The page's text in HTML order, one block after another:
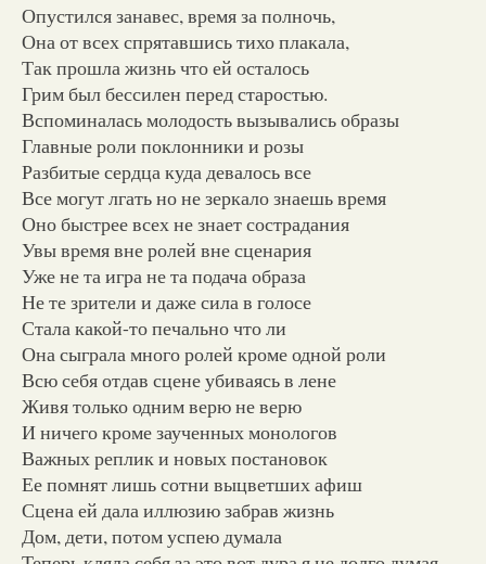
Опустился занавес, время за полночь,
Она от всех спрятавшись тихо плакала,
Так прошла жизнь что ей осталось
Грим был бессилен перед старостью.
Вспоминалась молодость вызывались образы
Главные роли поклонники и розы
Разбитые сердца куда девалось все
Все могут лгать но не зеркало знаешь время
Оно быстрее всех не знает сострадания
Увы время вне ролей вне сценария
Уже не та игра не та подача образа
Не те зрители и даже сила в голосе
Стала какой-то печально что ли
Она сыграла много ролей кроме одной роли
Всю себя отдав сцене убиваясь в лене
Живя только одним верю не верю
И ничего кроме заученных монологов
Важных реплик и новых постановок
Ее помнят лишь сотни выцветших афиш
Сцена ей дала иллюзию забрав жизнь
Дом, дети, потом успею думала